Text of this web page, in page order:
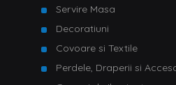
Servire Masa
Decoratiuni
Covoare si Textile
Perdele, Draperii si